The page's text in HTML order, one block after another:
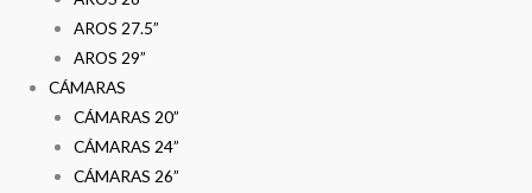
AROS 27.5”
AROS 29”
CÁMARAS
CÁMARAS 20”
CÁMARAS 24”
CÁMARAS 26”